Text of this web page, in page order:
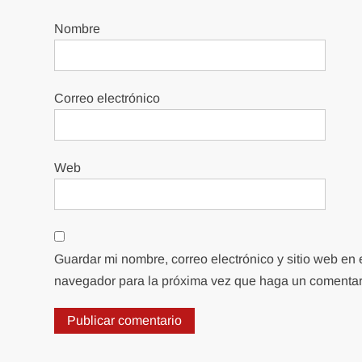
Nombre
Correo electrónico
Web
Guardar mi nombre, correo electrónico y sitio web en
navegador para la próxima vez que haga un